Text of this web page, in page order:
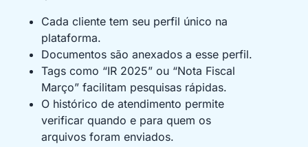
Cada cliente tem seu perfil único na
plataforma.
Documentos são anexados a esse perfil.
Tags como “IR 2025” ou “Nota Fiscal
Março” facilitam pesquisas rápidas.
O histórico de atendimento permite
verificar quando e para quem os
arquivos foram enviados.